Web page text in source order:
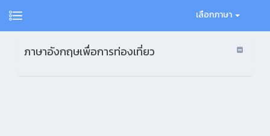
เลือกภาษา
ภาษาอังกฤษเพื่อการท่องเที่ยว